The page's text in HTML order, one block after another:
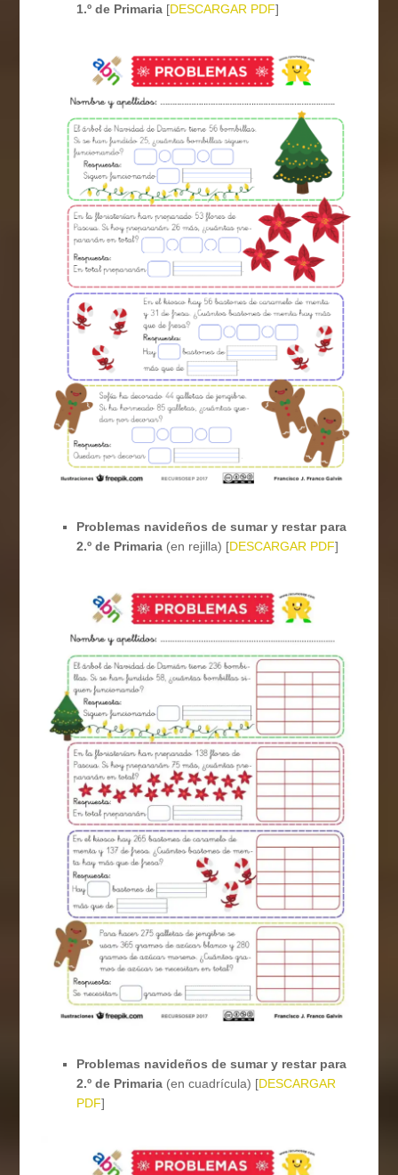
1.º de Primaria [DESCARGAR PDF]
Problemas navideños de sumar y restar para
2.º de Primaria (en rejilla) [DESCARGAR PDF]
Problemas navideños de sumar y restar para
2.º de Primaria (en cuadrícula) [DESCARGAR
PDF]